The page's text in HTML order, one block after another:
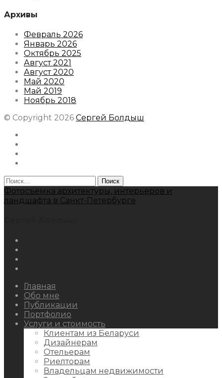
Архивы
Февраль 2026
Январь 2026
Октябрь 2025
Август 2021
Август 2020
Май 2020
Май 2019
Ноябрь 2018
© Copyright 2026 Сергей Болдыш
Найти:
Фотосъемка архитектуры, интерьеров и
ландшафта в Санкт-Петербурге
Главная
Обо мне
Публикации
Портфолио
Услуги и стоимость
Клиентам из Беларуси
Дизайнерам
Отельерам
Риелторам
Владельцам недвижимости